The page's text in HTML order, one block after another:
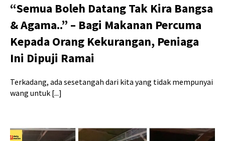
“Semua Boleh Datang Tak Kira Bangsa
& Agama..” – Bagi Makanan Percuma
Kepada Orang Kekurangan, Peniaga
Ini Dipuji Ramai
Terkadang, ada sesetangah dari kita yang tidak mempunyai
wang untuk [...]